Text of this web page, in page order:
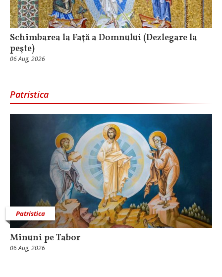
Schimbarea la Faţă a Domnului (Dezlegare la
peşte)
06 Aug, 2026
Patristica
Patristica
Minuni pe Tabor
06 Aug, 2026